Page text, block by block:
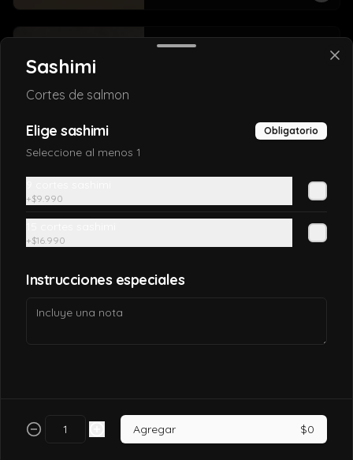
California ebi
Pollo, queso crema, palta, envuelto en
sésamo o ciboulette.
$7.490
$6.990
Sashimi
Cortes de salmon
Elige sashimi Obligatorio
Seleccione al menos 1
+$9.990
+$16.990
Instrucciones especiales
Agregar $0